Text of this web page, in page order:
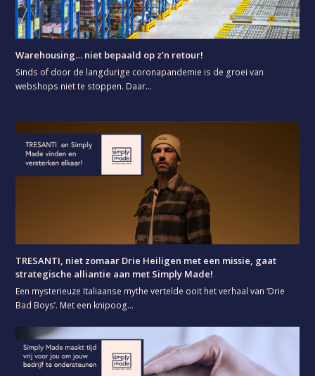
Warehousing… niet bepaald op z’n retour!
Sinds of door de langdurige coronapandemie is de groei van
webshops niet te stoppen. Daar…
TRESANTI, niet zomaar Drie Heiligen met een missie, gaat
strategische alliantie aan met Simply Made!
Een mysterieuze Italiaanse mythe vertelde ooit het verhaal van ‘Drie
Bad Boys’. Met een knipoog…